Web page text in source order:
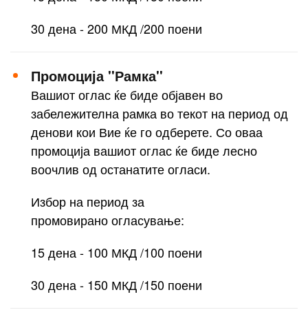
30 дена - 200 МКД /200 поени
Промоција ''Рамка''
Вашиот оглас ќе биде објавен во
забележителна рамка во текот на период од
денови кои Вие ќе го одберете. Со оваа
промоција вашиот оглас ќе биде лесно
воочлив од останатите огласи.
Избор на период за
промовирано огласување:
15 дена - 100 МКД /100 поени
30 дена - 150 МКД /150 поени